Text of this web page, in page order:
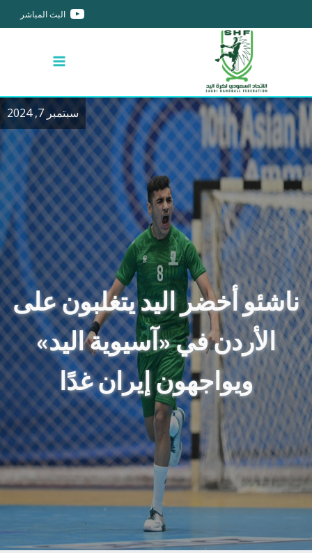
البث المباشر
سبتمبر 7, 2024
ناشئو أخضر اليد يتغلبون على
الأردن في «آسيوية اليد»
ويواجهون إيران غدًا